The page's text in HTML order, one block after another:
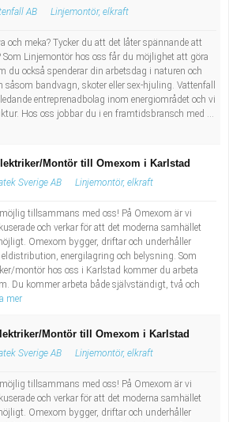
AB Linjemontör, elkraft
och meka? Tycker du att det låter spännande att
Linjemontör hos oss får du möjlighet att göra
du också spenderar din arbetsdag i naturen och
bandvagn, skoter eller sex-hjuling. Vattenfall
entreprenadbolag inom energiområdet och vi
Hos oss jobbar du i en framtidsbransch med ...
Montör till Omexom i Karlstad
Sverige AB Linjemontör, elkraft
tillsammans med oss! På Omexom är vi
och verkar för att det moderna samhället
Omexom bygger, driftar och underhåller
energilagring och belysning. Som
montör hos oss i Karlstad kommer du arbeta
Du kommer arbeta både självständigt, två och
mer
Montör till Omexom i Karlstad
Sverige AB Linjemontör, elkraft
tillsammans med oss! På Omexom är vi
och verkar för att det moderna samhället
Omexom bygger, driftar och underhåller